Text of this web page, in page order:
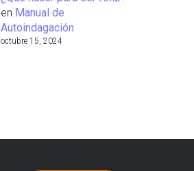
en Manual de
Autoindagación
octubre 15, 2024